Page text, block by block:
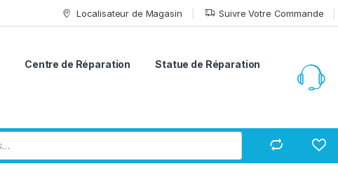
Localisateur de Magasin Suivre Votre Commande
Centre de Réparation Statue de Réparation